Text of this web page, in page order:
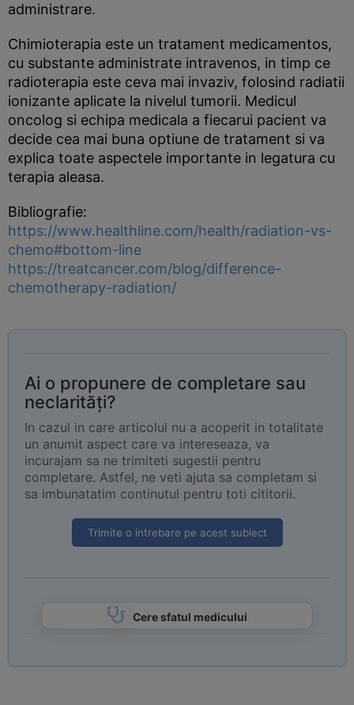
administrare.
Chimioterapia este un tratament medicamentos,
cu substante administrate intravenos, in timp ce
radioterapia este ceva mai invaziv, folosind radiatii
ionizante aplicate la nivelul tumorii. Medicul
oncolog si echipa medicala a fiecarui pacient va
decide cea mai buna optiune de tratament si va
explica toate aspectele importante in legatura cu
terapia aleasa.
Bibliografie:
https://www.healthline.com/health/radiation-vs-
chemo#bottom-line
https://treatcancer.com/blog/difference-
chemotherapy-radiation/
Ai o propunere de completare sau
neclarități?
In cazul in care articolul nu a acoperit in totalitate
un anumit aspect care va intereseaza, va
incurajam sa ne trimiteti sugestii pentru
completare. Astfel, ne veti ajuta sa completam si
sa imbunatatim continutul pentru toti cititorii.
Trimite o intrebare pe acest subiect
Cere sfatul medicului